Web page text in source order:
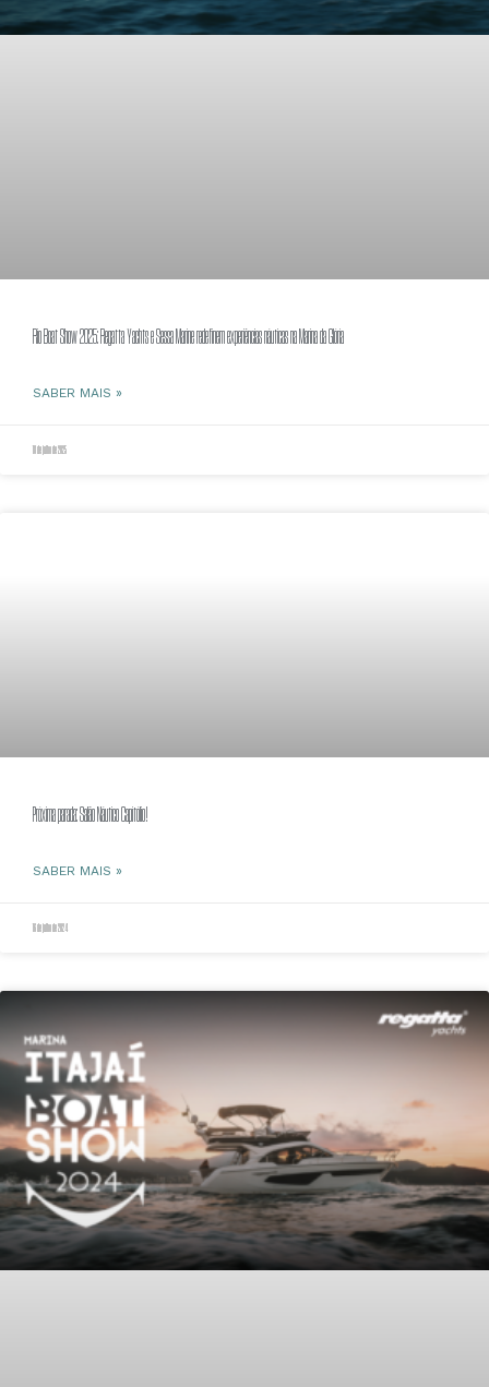
Rio Boat Show 2025: Regatta Yachts e Sessa Marine redefinem experiências náuticas na Marina da Glória
SABER MAIS »
18 de julho de 2025
Próxima parada: Salão Náutico Capitólio!
SABER MAIS »
16 de julho de 2024